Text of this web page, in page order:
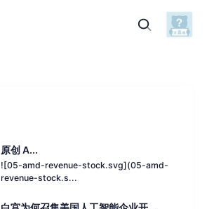
原创 A...
![05-amd-revenue-stock.svg](05-amd-
revenue-stock.s...